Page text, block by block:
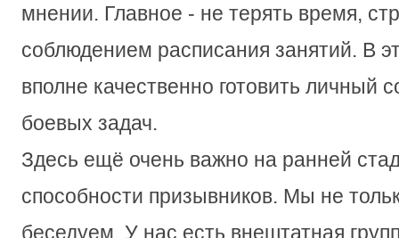
мнении. Главное - не терять время,
соблюдением расписания занятий. В
вполне качественно готовить личный
боевых задач.
Здесь ещё очень важно на ранней
способности призывников. Мы не
беседуем. У нас есть внештатная